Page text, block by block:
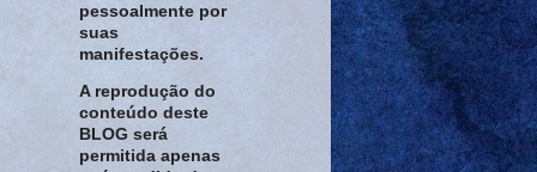
pessoalmente por
suas
manifestações.
A reprodução do
conteúdo deste
BLOG será
permitida apenas